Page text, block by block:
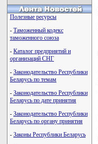
Полезные ресурсы
- Таможенный кодекс
таможенного союза
- Каталог предприятий и
организаций СНГ
- Законодательство Республики
Беларусь по темам
- Законодательство Республики
Беларусь по дате принятия
- Законодательство Республики
Беларусь по органу принятия
- Законы Республики Беларусь